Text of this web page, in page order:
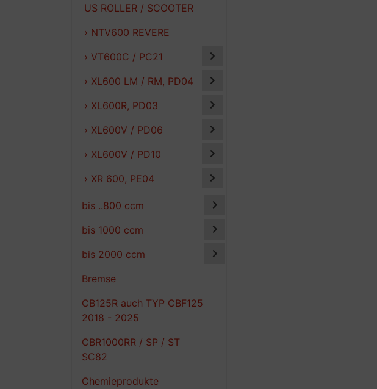
US ROLLER / SCOOTER
› NTV600 REVERE
› VT600C / PC21
› XL600 LM / RM, PD04
› XL600R, PD03
› XL600V / PD06
› XL600V / PD10
› XR 600, PE04
bis ..800 ccm
bis 1000 ccm
bis 2000 ccm
Bremse
CB125R auch TYP CBF125
2018 - 2025
CBR1000RR / SP / ST
SC82
Chemieprodukte